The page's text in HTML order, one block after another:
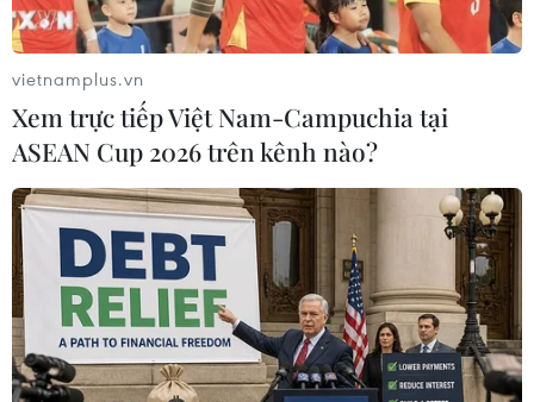
Theo dõi VietnamPlus
TIN LIÊN QUAN
vietnamplus.vn
Xem trực tiếp Việt Nam-Campuchia tại
ASEAN Cup 2026 trên kênh nào?